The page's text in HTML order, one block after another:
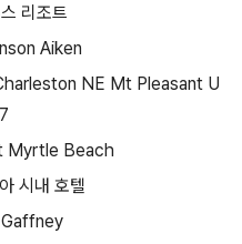
리조트
Aiken
NE Mt Pleasant U
Myrtle Beach
시내 호텔